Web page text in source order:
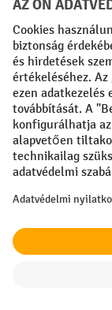
Creditcard
Előrefizetés
Közösségi
Facebook
YouTube
LinkedIn
Adatvédelmi